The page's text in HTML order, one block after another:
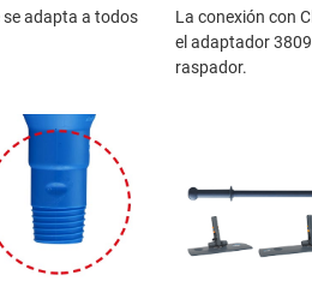
se adapta a todos
La conexión con
el adaptador
raspador.